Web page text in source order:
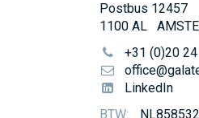
Postbus 12457
1100 AL
+31 (0)20
LinkedIn
BTW: